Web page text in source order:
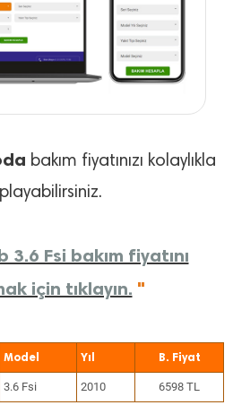
bakım fiyatınızı kolaylıkla
3.6 Fsi bakım fiyatını
için tıklayın. "
Model Yıl
3.6 Fsi 2010 6598 TL